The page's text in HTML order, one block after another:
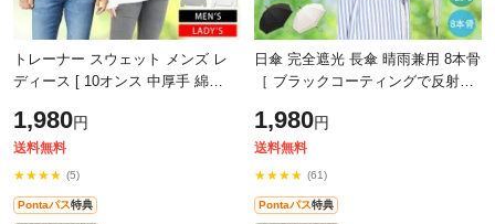
トレーナー スウェット メンズ レ
ディース [ 10オンス 中厚手 綿
天然素材で敏感肌にもオススメ ]
スエッ
1,980円
送料無料
★★★★ (5)
Pontaパス特典
日傘 完全遮光 長傘 晴雨兼用 8本骨
［ ブラックコーティングで反射光
1,980円
送料無料
★★★★ (61)
Pontaパス特典